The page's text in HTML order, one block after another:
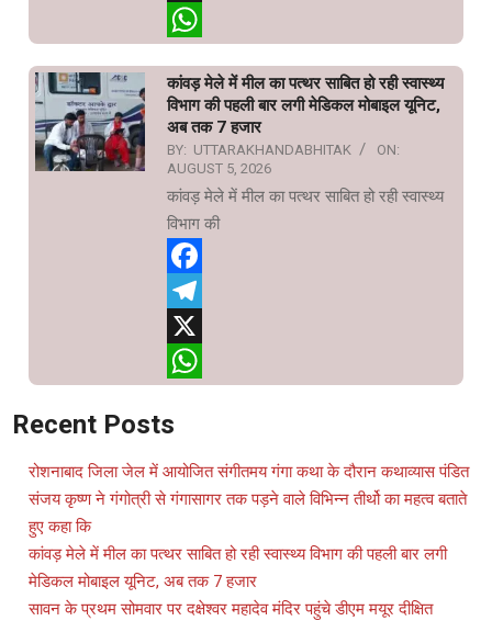
X
कांवड़ मेले में मील का पत्थर साबित हो रही स्वास्थ्य
विभाग की पहली बार लगी मेडिकल मोबाइल यूनिट,
अब तक 7 हजार
BY: UTTARAKHANDABHITAK
ON:
AUGUST 5, 2026
कांवड़ मेले में मील का पत्थर साबित हो रही स्वास्थ्य
विभाग की
Facebook
Telegram
X
Recent Posts
रोशनाबाद जिला जेल में आयोजित संगीतमय गंगा कथा के दौरान कथाव्यास पंडित
संजय कृष्ण ने गंगोत्री से गंगासागर तक पड़ने वाले विभिन्न तीर्थो का महत्व बताते
हुए कहा कि
कांवड़ मेले में मील का पत्थर साबित हो रही स्वास्थ्य विभाग की पहली बार लगी
मेडिकल मोबाइल यूनिट, अब तक 7 हजार
सावन के प्रथम सोमवार पर दक्षेश्वर महादेव मंदिर पहुंचे डीएम मयूर दीक्षित